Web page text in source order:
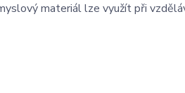
materiál lze využít při